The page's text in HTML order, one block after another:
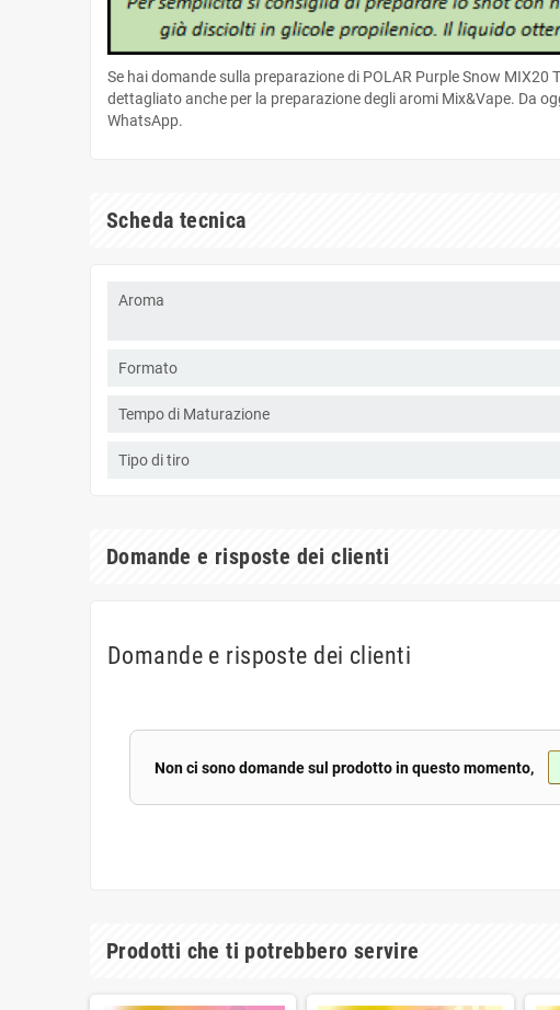
Se hai domande sulla preparazione di POLAR Purple Snow
dettagliato anche per la preparazione degli aromi Mix&Vape. Da
WhatsApp.
Scheda tecnica
Aroma
Formato
Tempo di Maturazione
Tipo di tiro
Domande e risposte dei clienti
Domande e risposte dei clienti
Non ci sono domande sul prodotto in questo momento,
Prodotti che ti potrebbero servire